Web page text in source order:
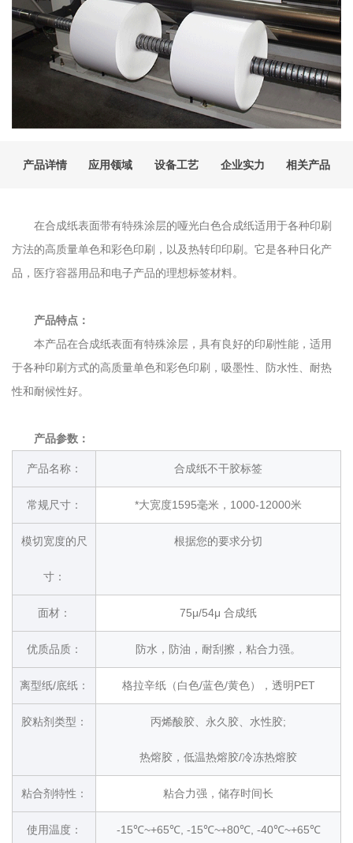
产品详情 应用领域 设备工艺 企业实力 相关产品
在合成纸表面带有特殊涂层的哑光白色合成纸适用于各种印刷
方法的高质量单色和彩色印刷，以及热转印印刷。它是各种日化产
品，医疗容器用品和电子产品的理想标签材料。
产品特点：
本产品在合成纸表面有特殊涂层，具有良好的印刷性能，适用
于各种印刷方式的高质量单色和彩色印刷，吸墨性、防水性、耐热
性和耐候性好。
产品参数：
产品名称： 合成纸不干胶标签
常规尺寸： *大宽度1595毫米，1000-12000米
模切宽度的尺
寸：
根据您的要求分切
面材： 75μ/54μ 合成纸
优质品质： 防水，防油，耐刮擦，粘合力强。
离型纸/底纸： 格拉辛纸（白色/蓝色/黄色），透明PET
胶粘剂类型： 丙烯酸胶、永久胶、水性胶;
热熔胶，低温热熔胶/冷冻热熔胶
粘合剂特性： 粘合力强，储存时间长
使用温度： -15℃~+65℃, -15℃~+80℃, -40℃~+65℃